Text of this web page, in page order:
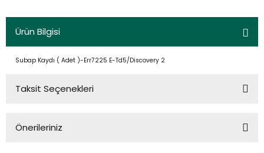
Ürün Bilgisi
Subap Kaydı ( Adet )-Err7225 E-Td5/Discovery 2
Taksit Seçenekleri
Önerileriniz